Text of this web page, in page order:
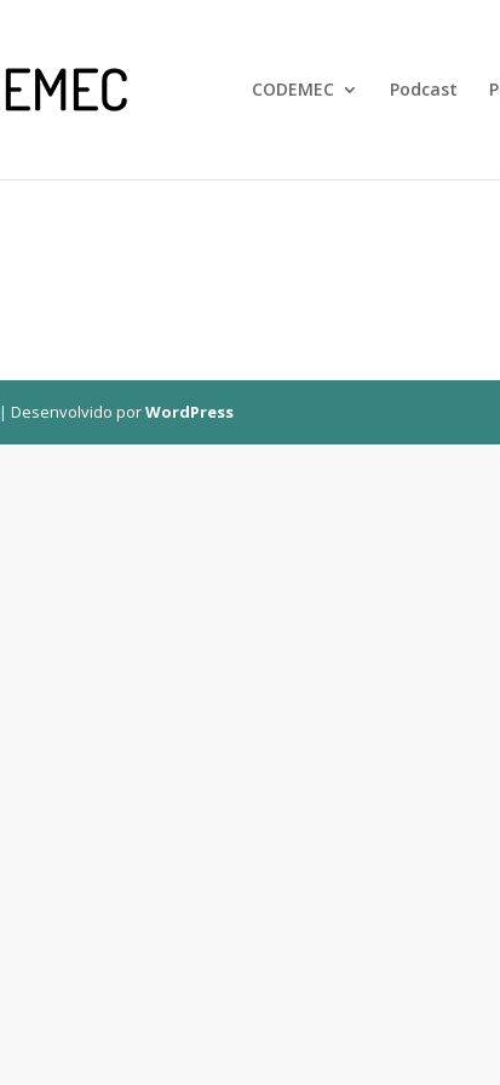
CODEMEC Podcast
| Desenvolvido porWordPress